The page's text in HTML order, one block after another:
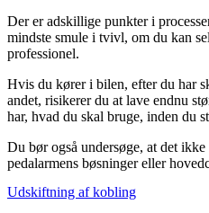
Der er adskillige punkter i
mindste smule i tvivl, om du kan
professionel.
Hvis du kører i bilen, efter du har
andet, risikerer du at lave endnu
har, hvad du skal bruge, inden du
Du bør også undersøge, at det
pedalarmens bøsninger eller
Udskiftning af kobling